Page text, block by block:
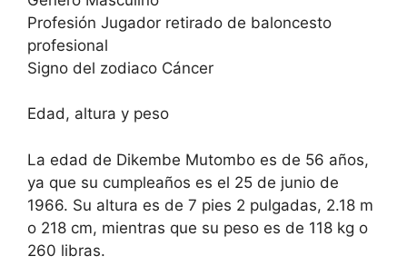
Profesión Jugador retirado de baloncesto
profesional
Signo del zodiaco Cáncer
Edad, altura y peso
La edad de Dikembe Mutombo es de 56 años,
ya que su cumpleaños es el 25 de junio de
1966. Su altura es de 7 pies 2 pulgadas, 2.18 m
o 218 cm, mientras que su peso es de 118 kg o
260 libras.